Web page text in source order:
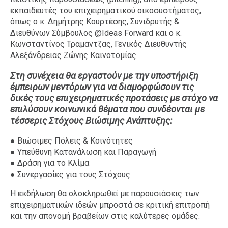
εκπαιδευτές του επιχειρηματικού οικοσυστήματος,
όπως ο κ. Δημήτρης Κουρτέσης, Συνιδρυτής &
Διευθύνων Σύμβουλος @Ideas Forward και ο κ.
Κωνσταντίνος Τραμαντζας, Γενικός Διευθυντής
Αλεξάνδρειας Ζώνης Καινοτομίας.
Στη συνέχεια θα εργαστούν με την υποστήριξη
έμπειρων μεντόρων για να διαμορφώσουν τις
δικές τους επιχειρηματικές προτάσεις με στόχο να
επιλύσουν κοινωνικά θέματα που συνδέονται με
τέσσερις Στόχους Βιώσιμης Ανάπτυξης:
● Βιώσιμες Πόλεις & Κοινότητες
● Υπεύθυνη Κατανάλωση και Παραγωγή
● Δράση για το Κλίμα
● Συνεργασίες για τους Στόχους
Η εκδήλωση θα ολοκληρωθεί με παρουσιάσεις των
επιχειρηματικών ιδεών μπροστά σε κριτική επιτροπή
και την απονομή βραβείων στις καλύτερες ομάδες.